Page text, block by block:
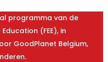
programma van de
(FEE), in
GoodPlanet Belgium,